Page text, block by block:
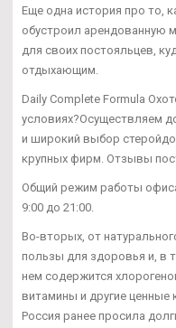
Еще одна история про то,
обустроил арендованную
для своих постояльцев,
отдыхающим.
Daily Complete Formula
условиях?Осуществляем
и широкий выбор
крупных фирм. Отзывы
Общий режим работы
9:00 до 21:00.
Во-вторых, от
пользы для здоровья и, в
нем содержится
витамины и другие
Россия ранее просила